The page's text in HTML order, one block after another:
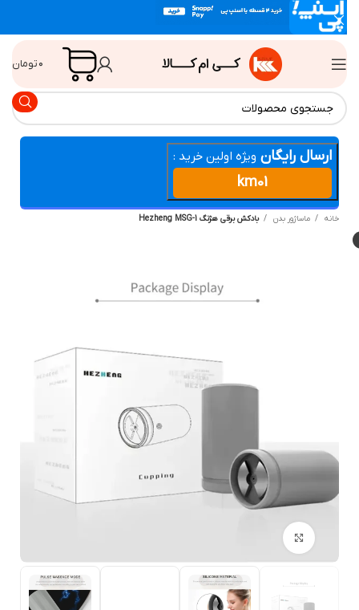
تومان
ارسال رایگان ویژه اولین خرید :
km01
ماساژور بدن بادکش برقی هژنگ Hezheng MSG-1
بزرگنمایی تصویر